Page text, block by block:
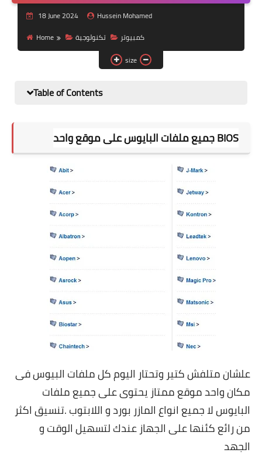
Nutrition and lifestyle
Pregnancy and childbirth
Balanced diet
18 June 2024
Hussein Mohamed
Home
تكنولوجية
كمبيوتر
size
Table of Contents
BIOS جميع ملفات البايوس على موقع واحد
علشان متلفش كتير وتحتار اليوم كل ملفات البيوس فى
مكان واحد موقع ممتاز يحتوى على جميع ملفات
البايوس لا جميع انواع المازر بورد و اللابتوب .تنسيق اكثر
من رائع كئنها على الجهاز عندك لتسهيل الوقت و
الجهد